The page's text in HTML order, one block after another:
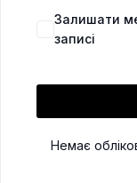
Залишати
записі
Немає